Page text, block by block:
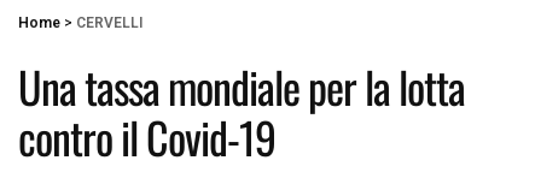
Home > CERVELLI
Una tassa mondiale per la lotta
contro il Covid-19